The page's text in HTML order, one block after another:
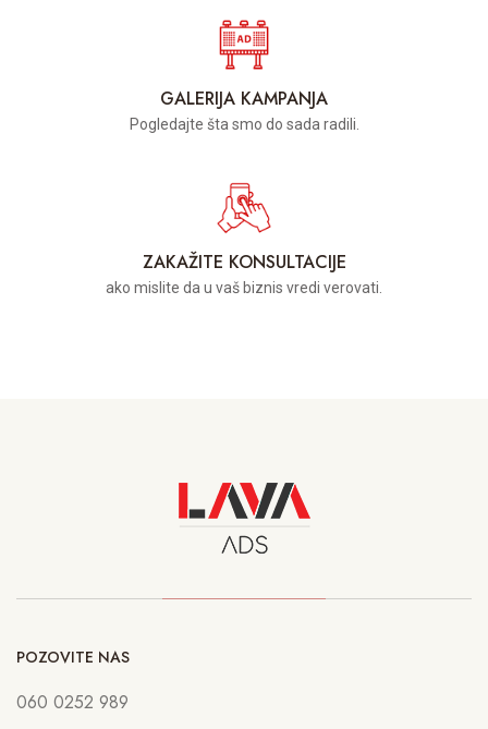
GALERIJA KAMPANJA
Pogledajte šta smo do sada radili.
ZAKAŽITE KONSULTACIJE
ako mislite da u vaš biznis vredi verovati.
POZOVITE NAS
060 0252 989